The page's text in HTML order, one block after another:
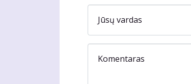
Jūsų vardas
Komentaras